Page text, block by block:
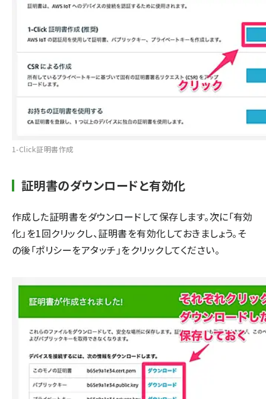
1-Click証明書作成
証明書のダウンロードと有効化
作成した証明書をダウンロードして保存します。次に「有効
化」を1回クリックし、証明書を有効化しておきましょう。そ
の後「ポリシーをアタッチ」をクリックしてください。